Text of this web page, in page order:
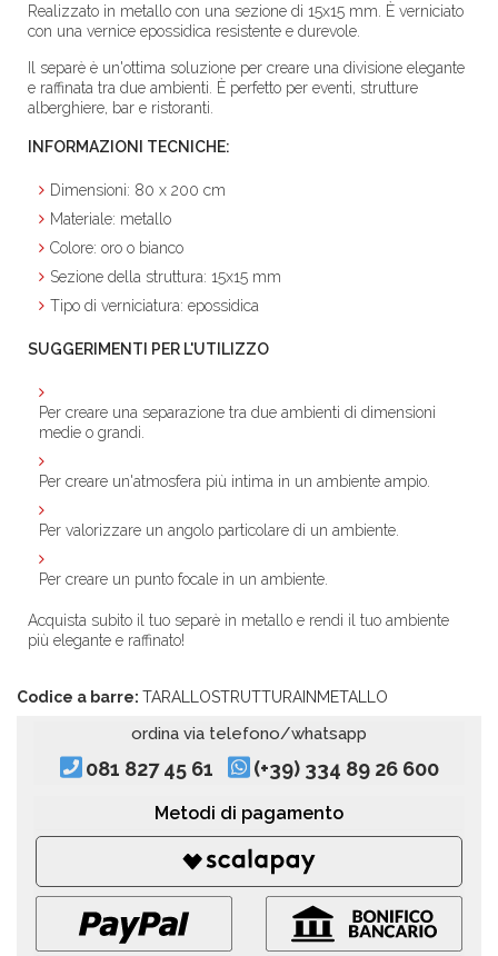
Realizzato in metallo con una sezione di 15x15 mm. È verniciato
con una vernice epossidica resistente e durevole.
Il separè è un'ottima soluzione per creare una divisione elegante
e raffinata tra due ambienti. È perfetto per eventi, strutture
alberghiere, bar e ristoranti.
INFORMAZIONI TECNICHE:
Dimensioni: 80 x 200 cm
Materiale: metallo
Colore: oro o bianco
Sezione della struttura: 15x15 mm
Tipo di verniciatura: epossidica
SUGGERIMENTI PER L'UTILIZZO
Per creare una separazione tra due ambienti di dimensioni
medie o grandi.
Per creare un'atmosfera più intima in un ambiente ampio.
Per valorizzare un angolo particolare di un ambiente.
Per creare un punto focale in un ambiente.
Acquista subito il tuo separè in metallo e rendi il tuo ambiente
più elegante e raffinato!
Codice a barre: TARALLOSTRUTTURAINMETALLO
ordina via telefono/whatsapp
081 827 45 61 (+39) 334 89 26 600
Metodi di pagamento